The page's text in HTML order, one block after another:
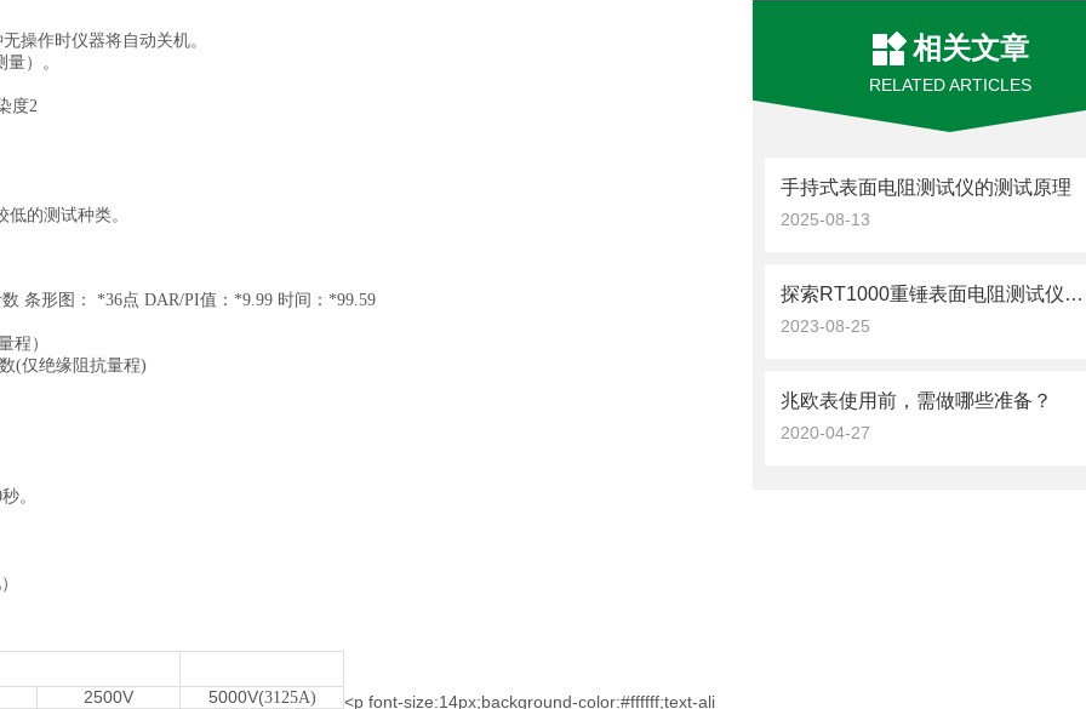
相关文章
RELATED ARTICLES
手持式表面电阻测试仪的测试原理
2025-08-13
探索RT1000重锤表面电阻测试仪的应用与优势
2023-08-25
兆欧表使用前，需做哪些准备？
2020-04-27
操作时仪器将自动关机。
）。
度2
的测试种类。
条形图： *36点 DAR/PI值：*9.99 时间：*99.59
程）
(仅绝缘阻抗量程)
。
2500V 5000V(3125A)
<p font-size:14px;background-color:#ffffff;text-ali